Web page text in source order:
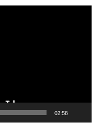
02:58